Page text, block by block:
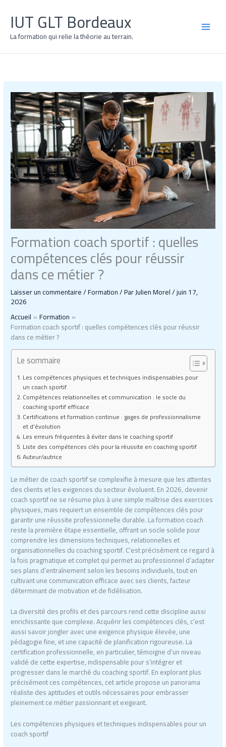
contenuIUT GLT Bordeaux
La formation qui relie la théorie au terrain.
Formation coach sportif : quelles
compétences clés pour réussir
dans ce métier ?
Laisser un commentaire/Formation/ ParJulien Morel/juin 17,
2026
Accueil
Formation
Formation coach sportif : quelles compétences clés pour réussir
dans ce métier ?
Le sommaire
Les compétences physiques et techniques indispensables pour
un coach sportif
Compétences relationnelles et communication : le socle du
coaching sportif efficace
Certifications et formation continue : gages de professionnalisme
et d’évolution
Les erreurs fréquentes à éviter dans le coaching sportif
Liste des compétences clés pour la réussite en coaching sportif
Auteur/autrice
Le métier de coach sportif se complexifie à mesure que les attentes
des clients et les exigences du secteur évoluent. En 2026, devenir
coach sportif ne se résume plus à une simple maîtrise des exercices
physiques, mais requiert un ensemble de compétences clés pour
garantir une réussite professionnelle durable. La formation coach
reste la première étape essentielle, offrant un socle solide pour
comprendre les dimensions techniques, relationnelles et
organisationnelles du coaching sportif. C’est précisément ce regard à
la fois pragmatique et complet qui permet au professionnel d’adapter
ses plans d’entraînement selon les besoins individuels, tout en
cultivant une communication efficace avec ses clients, facteur
déterminant de motivation et de fidélisation.
La diversité des profils et des parcours rend cette discipline aussi
enrichissante que complexe. Acquérir les compétences clés, c’est
aussi savoir jongler avec une exigence physique élevée, une
pédagogie fine, et une capacité de planification rigoureuse. La
certification professionnelle, en particulier, témoigne d’un niveau
validé de cette expertise, indispensable pour s’intégrer et
progresser dans le marché du coaching sportif. En explorant plus
précisément ces compétences, cet article propose un panorama
réaliste des aptitudes et outils nécessaires pour embrasser
pleinement ce métier passionnant et exigeant.
Les compétences physiques et techniques indispensables pour un
coach sportif